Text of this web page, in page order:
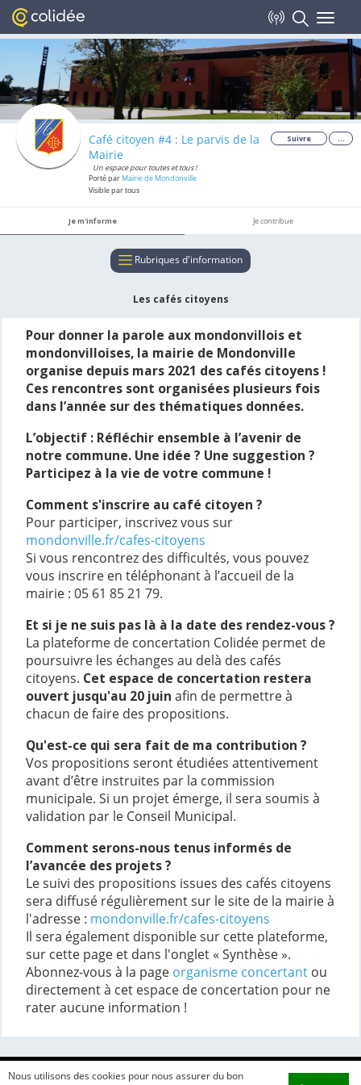
Toggle
Café citoyen #4 : Le parvis de la
Mairie
Un espace pour toutes et tous !
Porté par Mairie de Mondonville
Visible par tous
Suivre ...
Je m'informe Je contribue
Rubriques d'information
Les cafés citoyens
Pour donner la parole aux mondonvillois et
mondonvilloises, la mairie de Mondonville
organise depuis mars 2021 des cafés citoyens !
Ces rencontres sont organisées plusieurs fois
dans l’année sur des thématiques données.
L’objectif : Réfléchir ensemble à l’avenir de
notre commune. Une idée ? Une suggestion ?
Participez à la vie de votre commune !
Comment s'inscrire au café citoyen ?
Pour participer, inscrivez vous sur
mondonville.fr/cafes-citoyens
Si vous rencontrez des difficultés, vous pouvez
vous inscrire en téléphonant à l’accueil de la
mairie : 05 61 85 21 79.
Et si je ne suis pas là à la date des rendez-vous ?
La plateforme de concertation Colidée permet de
poursuivre les échanges au delà des cafés
citoyens. Cet espace de concertation restera
ouvert jusqu'au 20 juin afin de permettre à
chacun de faire des propositions.
Qu'est-ce qui sera fait de ma contribution ?
Vos propositions seront étudiées attentivement
avant d’être instruites par la commission
municipale. Si un projet émerge, il sera soumis à
validation par le Conseil Municipal.
Comment serons-nous tenus informés de
l’avancée des projets ?
Le suivi des propositions issues des cafés citoyens
sera diffusé régulièrement sur le site de la mairie à
l'adresse : mondonville.fr/cafes-citoyens
Il sera également disponible sur cette plateforme,
sur cette page et dans l'onglet « Synthèse ».
Abonnez-vous à la page organisme concertant ou
directement à cet espace de concertation pour ne
rater aucune information !
Nous utilisons des cookies pour nous assurer du bon